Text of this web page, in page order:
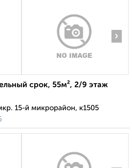
›
срок, 55м², 2/9 этаж
15-й микрорайон, к1505